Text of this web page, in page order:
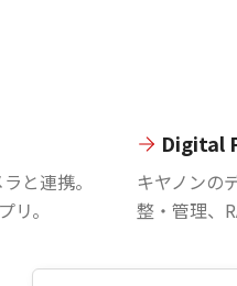
と連携。
。
Digital
キヤノンの
整・管理、